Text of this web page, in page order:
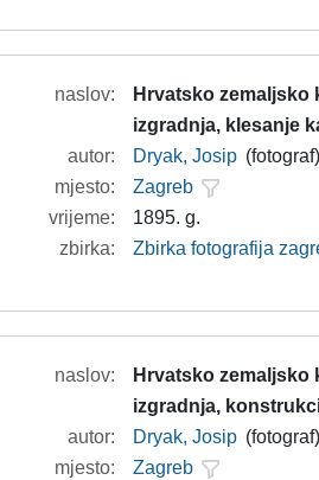
naslov:
Hrvatsko zemaljsko
izgradnja, klesanje
autor:
Dryak, Josip (fotograf)
mjesto:
Zagreb
vrijeme:
1895. g.
zbirka:
Zbirka fotografija
naslov:
Hrvatsko zemaljsko
izgradnja,
autor:
Dryak, Josip (fotograf)
mjesto:
Zagreb